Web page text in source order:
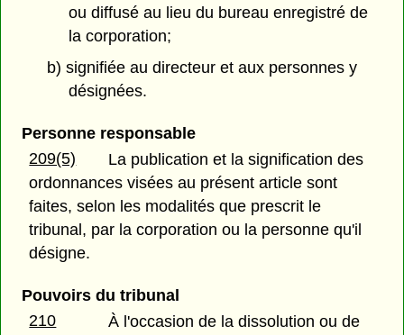
ou diffusé au lieu du bureau enregistré de
la corporation;
b) signifiée au directeur et aux personnes y
désignées.
Personne responsable
209(5)
La publication et la signification des
ordonnances visées au présent article sont
faites, selon les modalités que prescrit le
tribunal, par la corporation ou la personne qu'il
désigne.
Pouvoirs du tribunal
210
À l'occasion de la dissolution ou de